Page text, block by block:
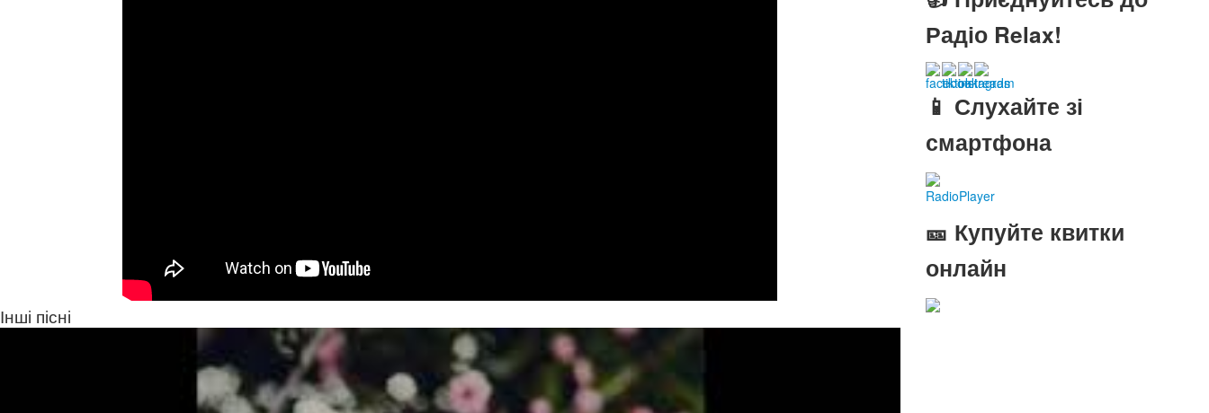
Інші пісні
Радіо Relax!
📱 Слухайте зі
смартфона
RadioPlayer
🎫 Купуйте квитки
онлайн